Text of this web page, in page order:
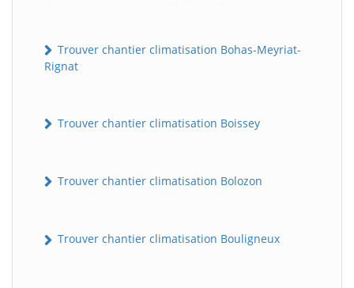
Trouver chantier climatisation Bohas-Meyriat-
Rignat
Trouver chantier climatisation Boissey
Trouver chantier climatisation Bolozon
Trouver chantier climatisation Bouligneux